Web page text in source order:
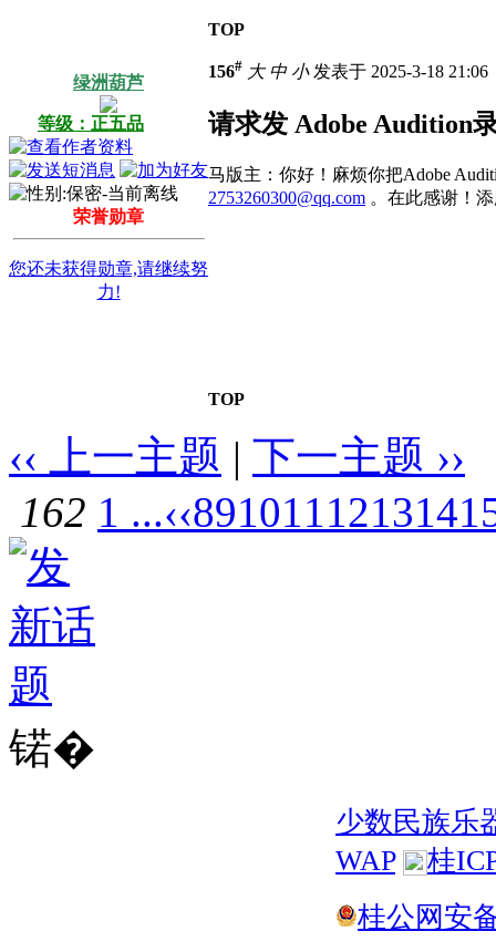
TOP
绿洲葫芦
等级：正五品
荣誉勋章
您还未获得勋章,请继续努
力!
156# 大 中 小发表于 2025-3-18 21:06
请求发 Adobe Audition
马版主：你好！麻烦你把Adobe
2753260300@qq.com 。在此感谢！
TOP
‹‹ 上一主题 | 下一主题 ››
162 1 ...‹‹891011121314
锘�
少数民族乐
WAP
桂
桂公网安